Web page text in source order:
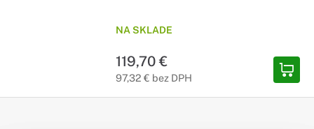
NA SKLADE
119,70 €
97,32 € bez DPH